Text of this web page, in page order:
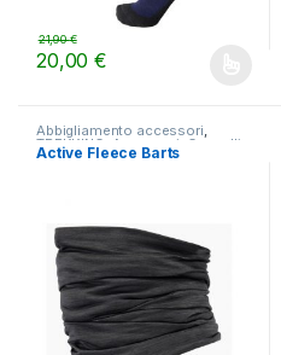
20,00€
21,90€
Questo prodotto ha più
Abbigliamento accessori,
TREKKING Accessori Cappelli
e Guanti,LIFESTYLE
Active Fleece Barts